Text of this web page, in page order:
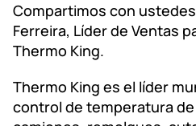
Compartimos con
Ferreira, Líder de Ventas
Thermo King.
Thermo King es el líder
control de temperatura